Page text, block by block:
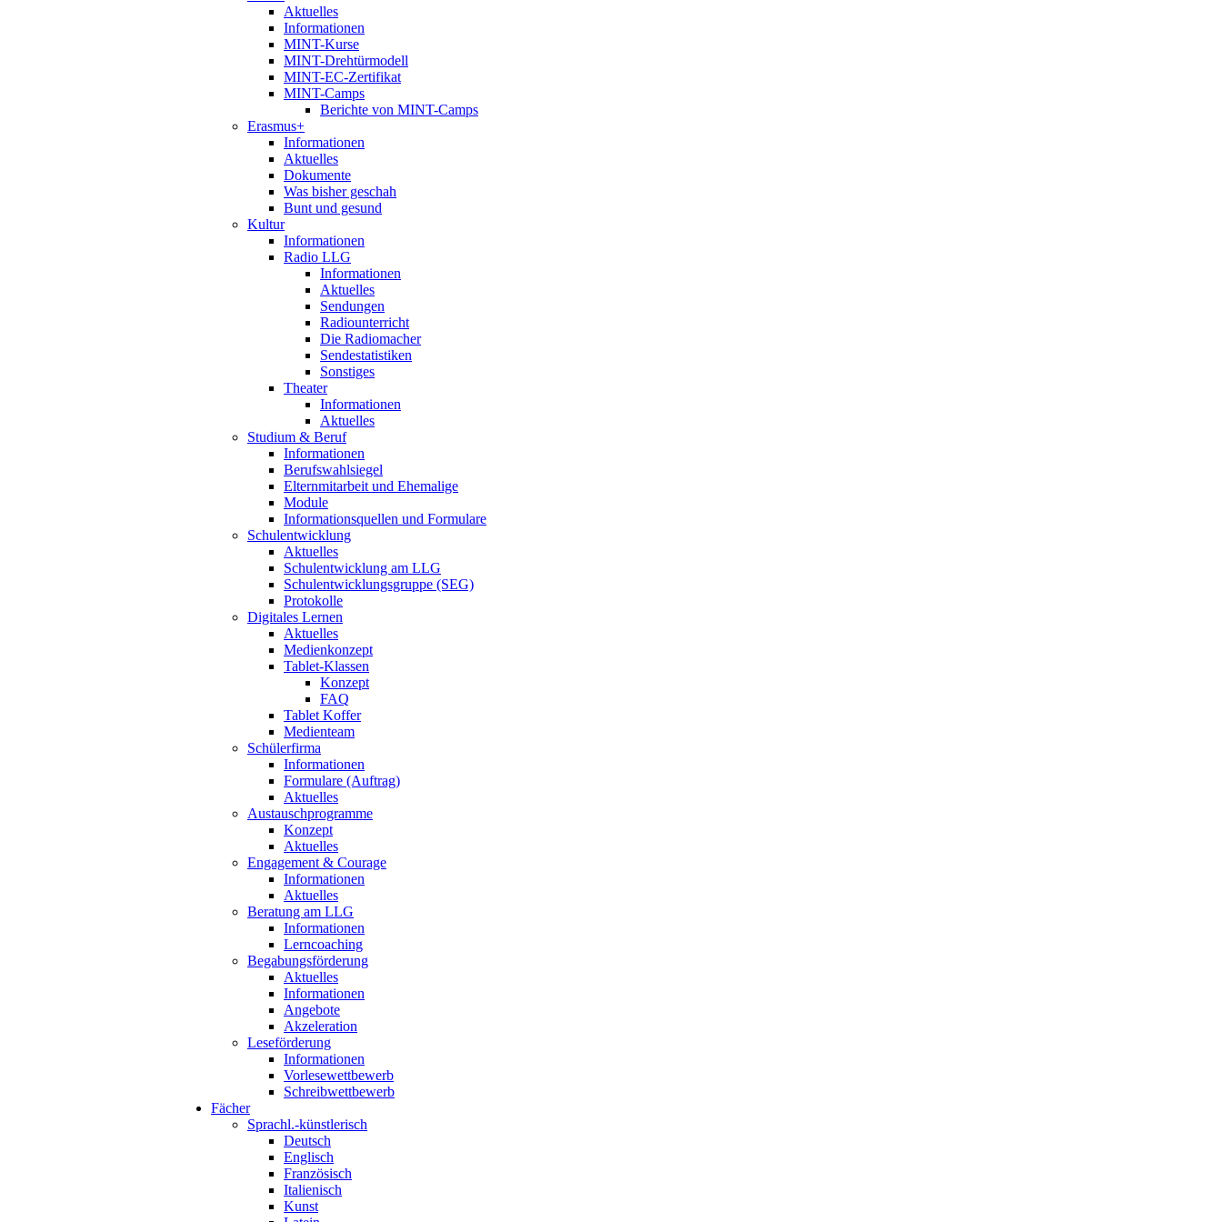
Aktuelles
Informationen
MINT-Kurse
MINT-Drehtürmodell
MINT-EC-Zertifikat
MINT-Camps
Berichte von MINT-Camps
Erasmus+
Informationen
Aktuelles
Dokumente
Was bisher geschah
Bunt und gesund
Kultur
Informationen
Radio LLG
Informationen
Aktuelles
Sendungen
Radiounterricht
Die Radiomacher
Sendestatistiken
Sonstiges
Theater
Informationen
Aktuelles
Studium & Beruf
Informationen
Berufswahlsiegel
Elternmitarbeit und Ehemalige
Module
Informationsquellen und Formulare
Schulentwicklung
Aktuelles
Schulentwicklung am LLG
Schulentwicklungsgruppe (SEG)
Protokolle
Digitales Lernen
Aktuelles
Medienkonzept
Tablet-Klassen
Konzept
FAQ
Tablet Koffer
Medienteam
Schülerfirma
Informationen
Formulare (Auftrag)
Aktuelles
Austauschprogramme
Konzept
Aktuelles
Engagement & Courage
Informationen
Aktuelles
Beratung am LLG
Informationen
Lerncoaching
Begabungsförderung
Aktuelles
Informationen
Angebote
Akzeleration
Leseförderung
Informationen
Vorlesewettbewerb
Schreibwettbewerb
Fächer
Sprachl.-künstlerisch
Deutsch
Englisch
Französisch
Italienisch
Kunst